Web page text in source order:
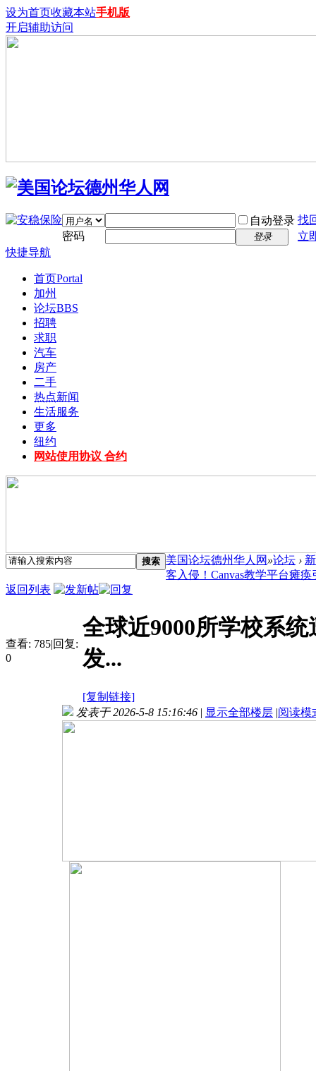
设为首页收藏本站手机版
开启辅助访问
自动登录 找
密码
登录
立
快捷导航
首页Portal
加州
论坛BBS
招聘
求职
汽车
房产
二手
热点新闻
生活服务
更多
纽约
网站使用协议 合约
搜索 美国论坛德州华人网 »论坛 ›
客入侵！Canvas教学平台瘫痪
返回列表
查看: 785|回复:
0
全球近9000所学校系
发...
[复制链接]
发表于 2026-5-8 15:16:46 | 显示全部楼层 |阅读模